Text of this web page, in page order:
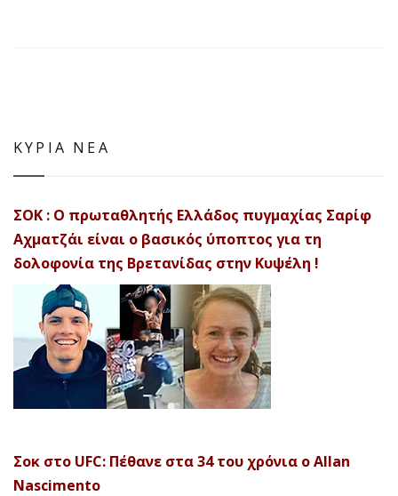
ΚΥΡΙΑ ΝΕΑ
ΣΟΚ : Ο πρωταθλητής Ελλάδος πυγμαχίας Σαρίφ
Αχματζάι είναι ο βασικός ύποπτος για τη
δολοφονία της Βρετανίδας στην Κυψέλη !
Σοκ στο UFC: Πέθανε στα 34 του χρόνια ο Allan
Nascimento